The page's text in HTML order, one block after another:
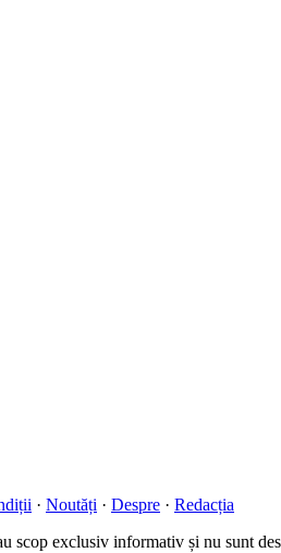
· Noutăți · Despre · Redacția
scop exclusiv informativ și nu sunt